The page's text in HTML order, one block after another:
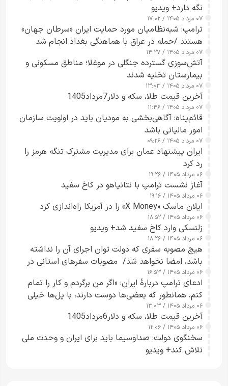
نگه دارد+ ویدیو
۰۷ مرداد ۱۴۰۵ / ۱۷:۰۲
ترامپ: شبه‌نظامیان مورد حمایت ایران «سرطان جهان»
هستند /حمله در عراق با هماهنگی بغداد انجام شد
۰۷ مرداد ۱۴۰۵ / ۱۴:۲۷
آتش‌سوزی گسترده جنگلی در موغلا؛ مناطق مسکونی و
بیمارستان تخلیه شدند
۰۷ مرداد ۱۴۰۵ / ۱۳:۰۳
آخرین قیمت طلا، سکه و دلار7مرداد1405
۰۷ مرداد ۱۴۰۵ / ۱۱:۴۶
قائم‌پناه: آگاهی‌بخشی به مودیان باید در اولویت سازمان
امور مالیاتی باشد
۰۷ مرداد ۱۴۰۵ / ۰۹:۲۶
ایران پیشنهاد عمان برای مدیریت مشترک تنگه هرمز را
رد کرد
۰۶ مرداد ۱۴۰۵ / ۱۹:۲۶
آغاز نشست ترامپ با نتانیاهو در کاخ سفید
۰۶ مرداد ۱۴۰۵ / ۱۹:۱۶
ایلان ماسک «X Money» را در آمریکا راه‌اندازی کرد
۰۶ مرداد ۱۴۰۵ / ۱۸:۵۲
زلنسکی وارد کاخ سفید شد+ ویدیو
۰۶ مرداد ۱۴۰۵ / ۱۸:۲۶
هیچ مصوبه سفری که دولت توان اجرای آن را نداشته
باشد، امضا نخواهد شد/ مصوبات سفرهای استانی در
چارچوب قانون بودجه است+ عکس
۰۶ مرداد ۱۴۰۵ / ۱۶:۵۳
ادعای ترامپ دربارهٔ ایران: «اگر من برگردم و کار را تمام
کنم، همانطور که بعضی‌ها دوست دارند، با پل‌ها خیلی
راحت می‌توانم بیشتر پل‌هایشان را در کمتر از یک
ساعت از بین ببرم+ ویدیو
۰۶ مرداد ۱۴۰۵ / ۱۳:۰۳
آخرین قیمت طلا، سکه و دلار6مرداد1405
۰۶ مرداد ۱۴۰۵ / ۱۲:۰۶
سخنگوی دولت: صداوسیما باید برای ایران و وحدت ملی
تلاش کند+ ویدیو